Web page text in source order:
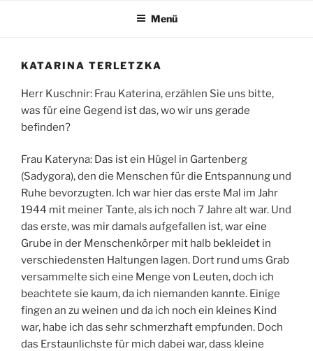
Menü
KATARINA TERLETZKA
Herr Kuschnir: Frau Katerina, erzählen Sie uns bitte,
was für eine Gegend ist das, wo wir uns gerade
befinden?
Frau Kateryna: Das ist ein Hügel in Gartenberg
(Sadygora), den die Menschen für die Entspannung und
Ruhe bevorzugten. Ich war hier das erste Mal im Jahr
1944 mit meiner Tante, als ich noch 7 Jahre alt war. Und
das erste, was mir damals aufgefallen ist, war eine
Grube in der Menschenkörper mit halb bekleidet in
verschiedensten Haltungen lagen. Dort rund ums Grab
versammelte sich eine Menge von Leuten, doch ich
beachtete sie kaum, da ich niemanden kannte. Einige
fingen an zu weinen und da ich noch ein kleines Kind
war, habe ich das sehr schmerzhaft empfunden. Doch
das Erstaunlichste für mich dabei war, dass kleine